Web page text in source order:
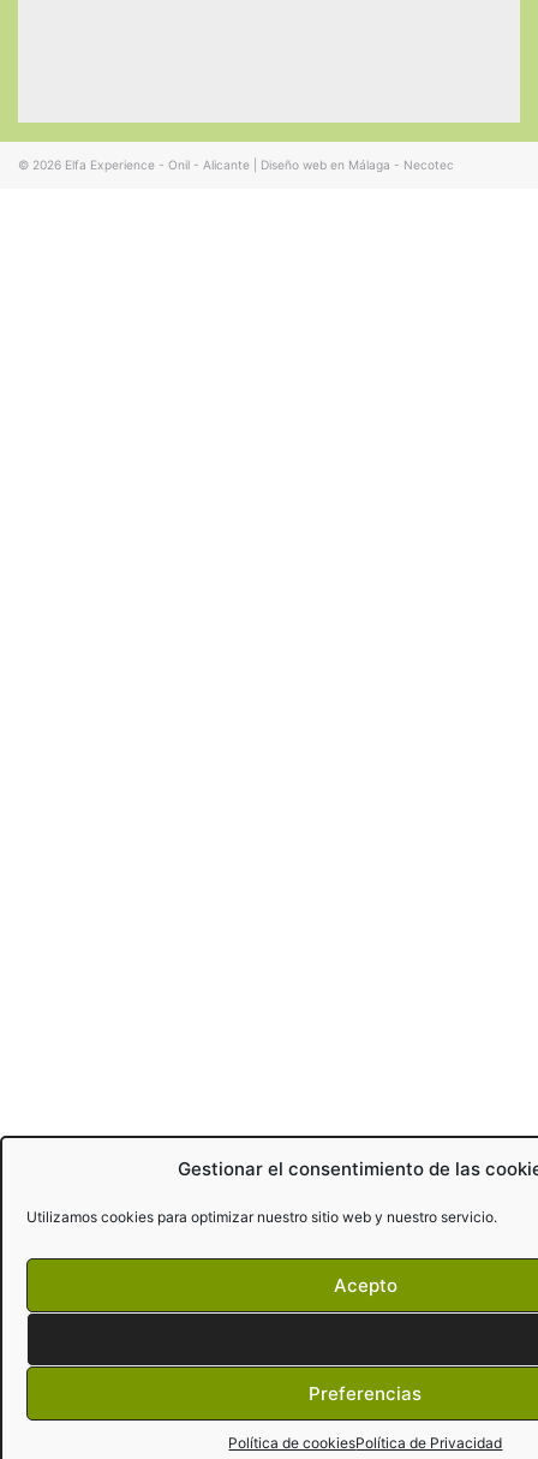
Gestionar el consentimiento de las
Utilizamos cookies para optimizar nuestro sitio web y nuestro servicio.
Acepto
Preferencias
Política de cookiesPolítica de Privacidad
© 2026 Elfa Experience - Onil - Alicante Diseño web en Málaga - Necotec